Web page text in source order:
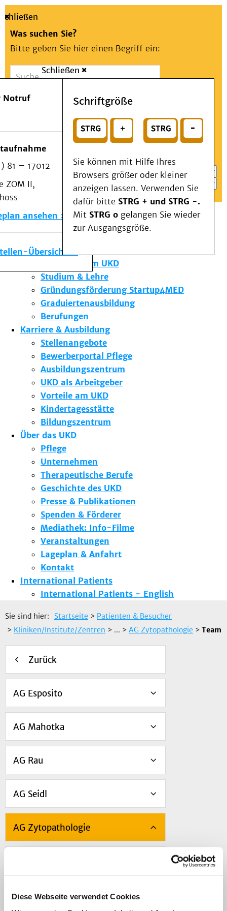
Diese Webseite verwendet Cookies
Suche
Schließen
Was suchen Sie?
Bitte geben Sie hier einen Begriff ein:
Suchen
oder
Wählen Sie ein Thema für Ihren Schnelleinstieg
Notfall
Schließen
Notruf
81 – 17012
ZOM II,
ansehen
Übersicht
Schriftgröße
Sie können mit Hilfe Ihres
Browsers größer oder kleiner
anzeigen lassen. Verwenden Sie
dafür bitte STRG + und STRG -.
Mit STRG o gelangen Sie wieder
zur Ausgangsgröße.
Menü
Patienten & Besucher
Kliniken/Institute/Zentren
Als Patient am UKD
Beratung und Unterstützung
Veranstaltungen
Kommunikation im Medizinwesen (KIM)
Notfall
Forschung & Lehre
Die Institute des UKD
Forschung am UKD
Studium & Lehre
Gründungsförderung Startup4MED
Graduiertenausbildung
Berufungen
Karriere & Ausbildung
Stellenangebote
Bewerberportal Pflege
Ausbildungszentrum
UKD als Arbeitgeber
Vorteile am UKD
Kindertagesstätte
Bildungszentrum
Über das UKD
Pflege
Unternehmen
Therapeutische Berufe
Geschichte des UKD
Presse & Publikationen
Spenden & Förderer
Mediathek: Info-Filme
Veranstaltungen
Lageplan & Anfahrt
Kontakt
International Patients
International Patients - English
Sie sind hier: Startseite > Patienten & Besucher
> Kliniken/Institute/Zentren > ... > AG Zytopathologie > Team
Zurück
AG Esposito
AG Mahotka
AG Rau
AG Seidl
AG Zytopathologie
Wissenschaftliche Stellenangebote